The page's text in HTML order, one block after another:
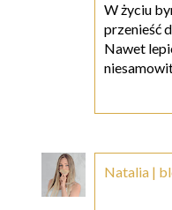
W życiu
przenieść
Nawet
Natalia |